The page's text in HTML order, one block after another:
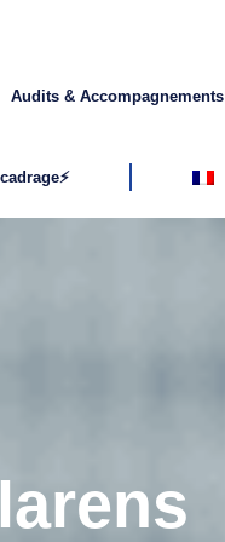
Audits & Accompagnements